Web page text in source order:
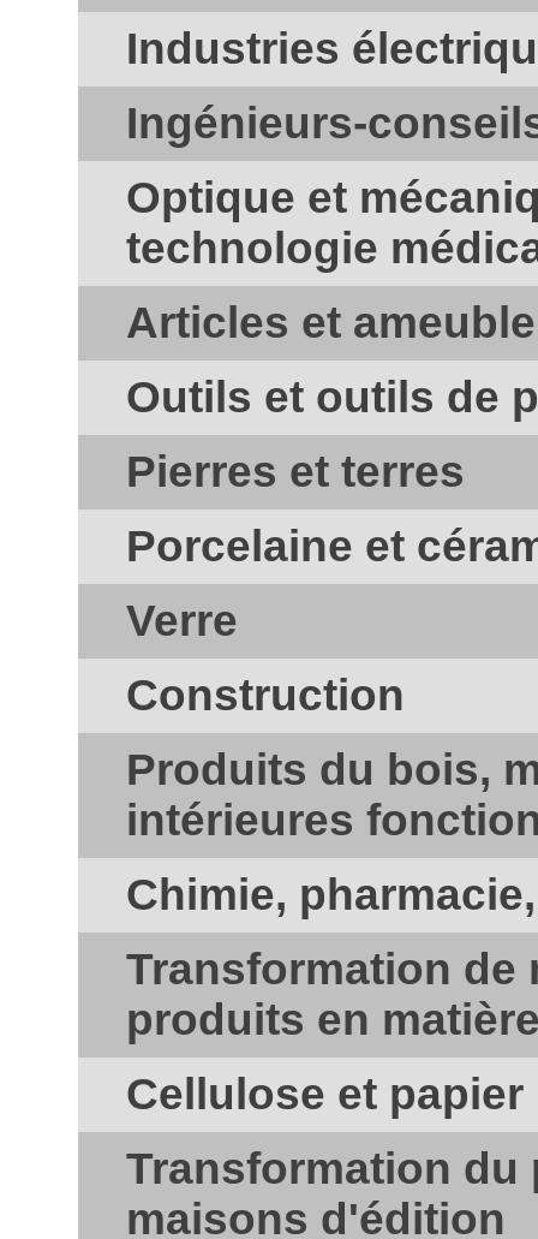
Industries
Ingénieurs-
Optique et
technologie
Articles et
Outils et outils de
Pierres et terres
Porcelaine et
Verre
Construction
Produits du bois,
intérieures
Chimie,
Transformation de
produits en
Cellulose et papier
Transformation du
maisons d'édition